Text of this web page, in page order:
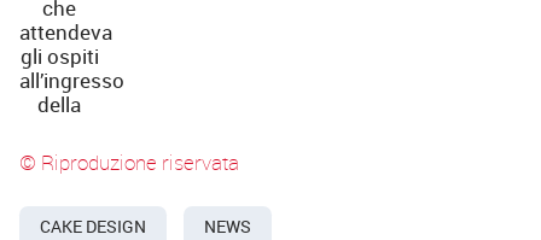
che
attendeva
gli ospiti
all’ingresso
della
© Riproduzione riservata
CAKE DESIGN NEWS